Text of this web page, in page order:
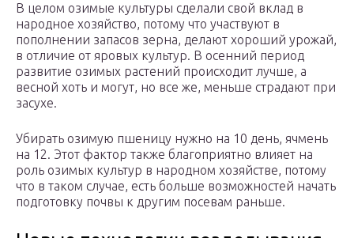
В целом озимые культуры сделали свой вклад в
народное хозяйство, потому что участвуют в
пополнении запасов зерна, делают хороший урожай,
в отличие от яровых культур. В осенний период
развитие озимых растений происходит лучше, а
весной хоть и могут, но все же, меньше страдают при
засухе.
Убирать озимую пшеницу нужно на 10 день, ячмень
на 12. Этот фактор также благоприятно влияет на
роль озимых культур в народном хозяйстве, потому
что в таком случае, есть больше возможностей начать
подготовку почвы к другим посевам раньше.